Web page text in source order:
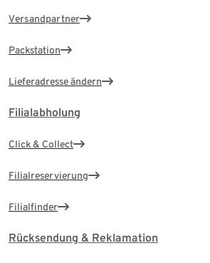
Versandpartner
Packstation
Lieferadresse ändern
Filialabholung
Click & Collect
Filialreservierung
Filialfinder
Rücksendung & Reklamation